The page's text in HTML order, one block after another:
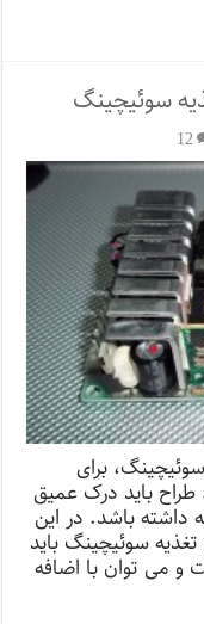
سوئیچینگ
12
برای
باید درک عمیق
داشته باشد. در این
سوئیچینگ باید
و می توان با اضافه